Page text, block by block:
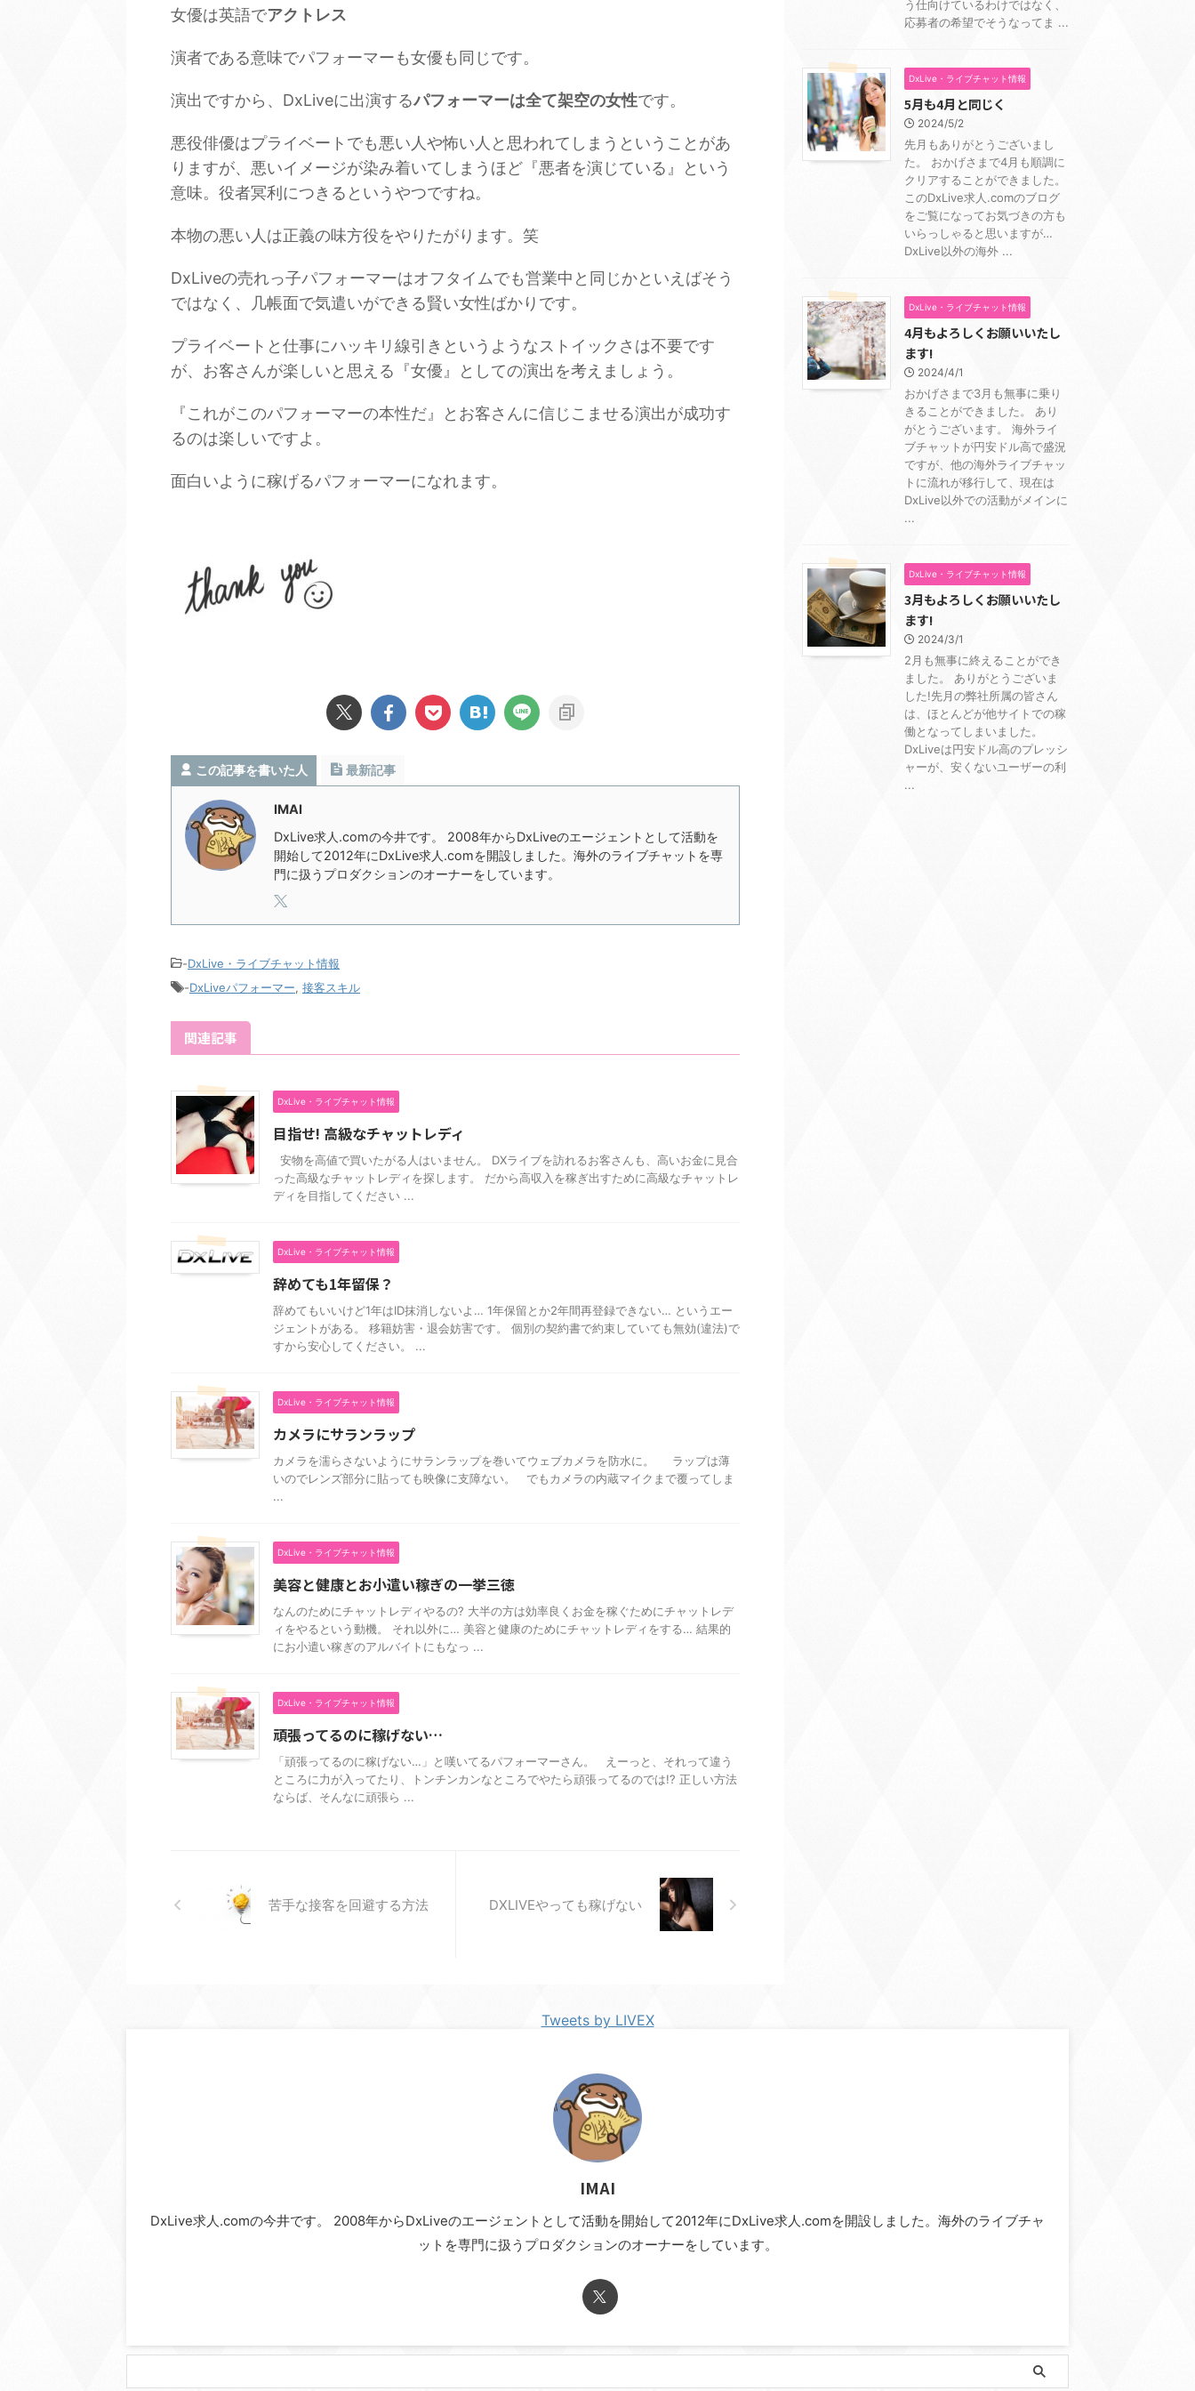
女優は英語でアクトレス
演者である意味でパフォーマーも女優も同じです。
演出ですから、DxLiveに出演するパフォーマーは全て架空の女性です。
悪役俳優はプライベートでも悪い人や怖い人と思われてしまうということがあ
りますが、悪いイメージが染み着いてしまうほど『悪者を演じている』という
意味。役者冥利につきるというやつですね。
本物の悪い人は正義の味方役をやりたがります。笑
DxLiveの売れっ子パフォーマーはオフタイムでも営業中と同じかといえばそう
ではなく、几帳面で気遣いができる賢い女性ばかりです。
プライベートと仕事にハッキリ線引きというようなストイックさは不要です
が、お客さんが楽しいと思える『女優』としての演出を考えましょう。
『これがこのパフォーマーの本性だ』とお客さんに信じこませる演出が成功す
るのは楽しいですよ。
面白いように稼げるパフォーマーになれます。
この記事を書いた人 最新記事
IMAI
DxLive求人.comの今井です。 2008年からDxLiveのエージェントとして活動を
開始して2012年にDxLive求人.comを開設しました。海外のライブチャットを専
門に扱うプロダクションのオーナーをしています。
-DxLive・ライブチャット情報
-DxLiveパフォーマー, 接客スキル
関連記事
DxLive・ライブチャット情報
目指せ! 高級なチャットレディ
安物を高値で買いたがる人はいません。 DXライブを訪れるお客さんも、高いお金に見合
った高級なチャットレディを探します。 だから高収入を稼ぎ出すために高級なチャットレ
ディを目指してください ...
DxLive・ライブチャット情報
辞めても1年留保？
辞めてもいいけど1年はID抹消しないよ… 1年保留とか2年間再登録できない… というエー
ジェントがある。 移籍妨害・退会妨害です。 個別の契約書で約束していても無効(違法)で
すから安心してください。 ...
DxLive・ライブチャット情報
カメラにサランラップ
カメラを濡らさないようにサランラップを巻いてウェブカメラを防水に。 ラップは薄
いのでレンズ部分に貼っても映像に支障ない。 でもカメラの内蔵マイクまで覆ってしま
...
DxLive・ライブチャット情報
美容と健康とお小遣い稼ぎの一挙三徳
なんのためにチャットレディやるの? 大半の方は効率良くお金を稼ぐためにチャットレデ
ィをやるという動機。 それ以外に… 美容と健康のためにチャットレディをする… 結果的
にお小遣い稼ぎのアルバイトにもなっ ...
DxLive・ライブチャット情報
頑張ってるのに稼げない…
「頑張ってるのに稼げない…」と嘆いてるパフォーマーさん。 えーっと、それって違う
ところに力が入ってたり、トンチンカンなところでやたら頑張ってるのでは!? 正しい方法
ならば、そんなに頑張ら ...
苦手な接客を回避する方法 DXLIVEやっても稼げない
う仕向けているわけではなく、
応募者の希望でそうなってま ...
DxLive・ライブチャット情報
5月も4月と同じく
2024/5/2
先月もありがとうございまし
た。 おかげさまで4月も順調に
クリアすることができました。
このDxLive求人.comのブログ
をご覧になってお気づきの方も
いらっしゃると思いますが…
DxLive以外の海外 ...
DxLive・ライブチャット情報
4月もよろしくお願いいたし
ます!
2024/4/1
おかげさまで3月も無事に乗り
きることができました。 あり
がとうございます。 海外ライ
ブチャットが円安ドル高で盛況
ですが、他の海外ライブチャッ
トに流れが移行して、現在は
DxLive以外での活動がメインに
...
DxLive・ライブチャット情報
3月もよろしくお願いいたし
ます!
2024/3/1
2月も無事に終えることができ
ました。 ありがとうございま
した!先月の弊社所属の皆さん
は、ほとんどが他サイトでの稼
働となってしまいました。
DxLiveは円安ドル高のプレッシ
ャーが、安くないユーザーの利
...
Tweets by LIVEX
IMAI
DxLive求人.comの今井です。 2008年からDxLiveのエージェントとして活動を開始して2012年にDxLive求人.comを開設しました。海外のライブチャ
ットを専門に扱うプロダクションのオーナーをしています。